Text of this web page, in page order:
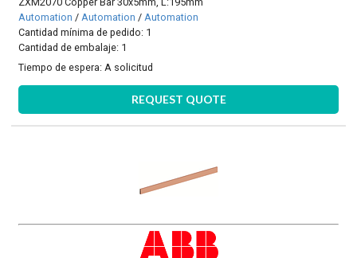
Automation / Automation / Automation
Cantidad mínima de pedido: 1
Cantidad de embalaje: 1
Tiempo de espera: A solicitud
REQUEST QUOTE